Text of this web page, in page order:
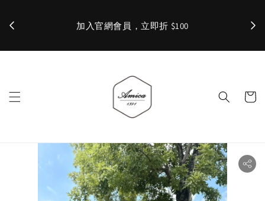
加入官網會員，立即折 $100 ✨